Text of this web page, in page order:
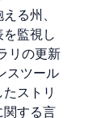
る州、
監視し
リの更新
スツール
ストリ
する言